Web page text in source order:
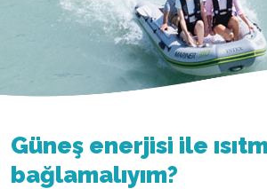
Güneş enerjisi ile
bağlamalıyım?